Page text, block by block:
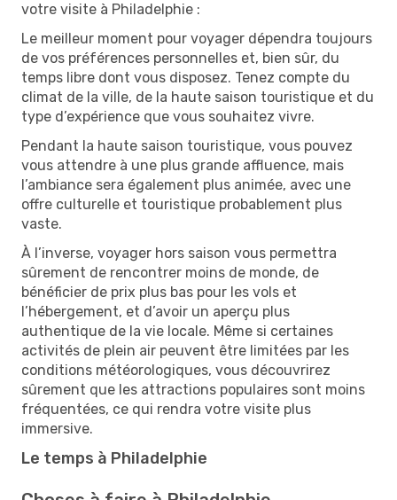
votre visite à Philadelphie :
Le meilleur moment pour voyager dépendra toujours
de vos préférences personnelles et, bien sûr, du
temps libre dont vous disposez. Tenez compte du
climat de la ville, de la haute saison touristique et du
type d’expérience que vous souhaitez vivre.
Pendant la haute saison touristique, vous pouvez
vous attendre à une plus grande affluence, mais
l’ambiance sera également plus animée, avec une
offre culturelle et touristique probablement plus
vaste.
À l’inverse, voyager hors saison vous permettra
sûrement de rencontrer moins de monde, de
bénéficier de prix plus bas pour les vols et
l’hébergement, et d’avoir un aperçu plus
authentique de la vie locale. Même si certaines
activités de plein air peuvent être limitées par les
conditions météorologiques, vous découvrirez
sûrement que les attractions populaires sont moins
fréquentées, ce qui rendra votre visite plus
immersive.
Le temps à Philadelphie